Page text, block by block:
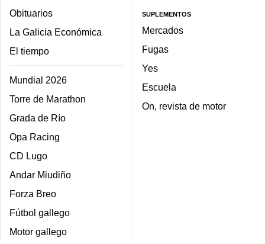
Obituarios
La Galicia Económica
El tiempo
Mundial 2026
Torre de Marathon
Grada de Río
Opa Racing
CD Lugo
Andar Miudiño
Forza Breo
Fútbol gallego
Motor gallego
SUPLEMENTOS
Mercados
Fugas
Yes
Escuela
On, revista de motor